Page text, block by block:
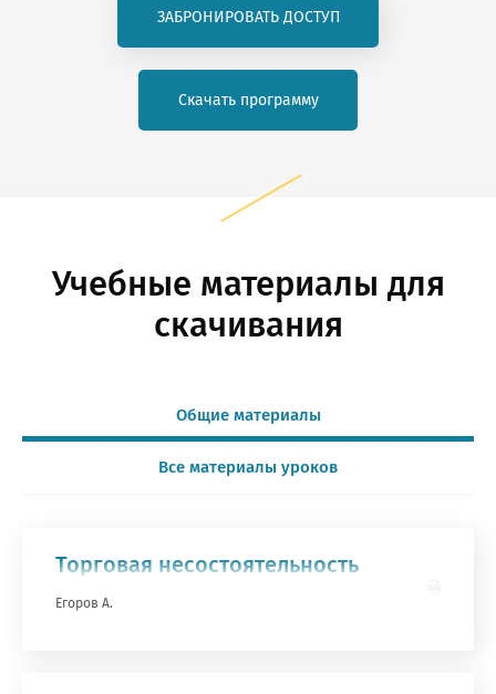
ЗАБРОНИРОВАТЬ ДОСТУП
Скачать программу
Учебные материалы для
скачивания
Общие материалы
Все материалы уроков
Торговая несостоятельность
Егоров А.